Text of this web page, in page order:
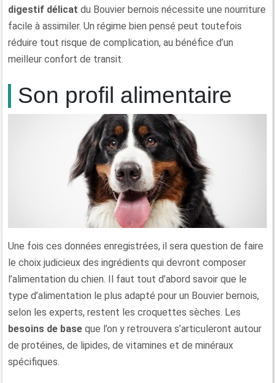
digestif délicat du Bouvier bernois nécessite une nourriture
facile à assimiler. Un régime bien pensé peut toutefois
réduire tout risque de complication, au bénéfice d’un
meilleur confort de transit.
Son profil alimentaire
Une fois ces données enregistrées, il sera question de faire
le choix judicieux des ingrédients qui devront composer
l’alimentation du chien. Il faut tout d’abord savoir que le
type d’alimentation le plus adapté pour un Bouvier bernois,
selon les experts, restent les croquettes sèches. Les
besoins de base que l’on y retrouvera s’articuleront autour
de protéines, de lipides, de vitamines et de minéraux
spécifiques.